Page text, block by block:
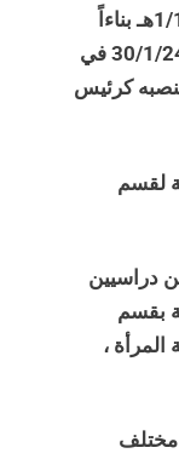
– كلية التربية اعتباراً من 1/11/1402هـ بناءاً
على قرار مدير الجامعة 30/1/24/3501/2 في
في منصبه كرئيس
لقسم
دراسيين
بقسم
،
مختلف